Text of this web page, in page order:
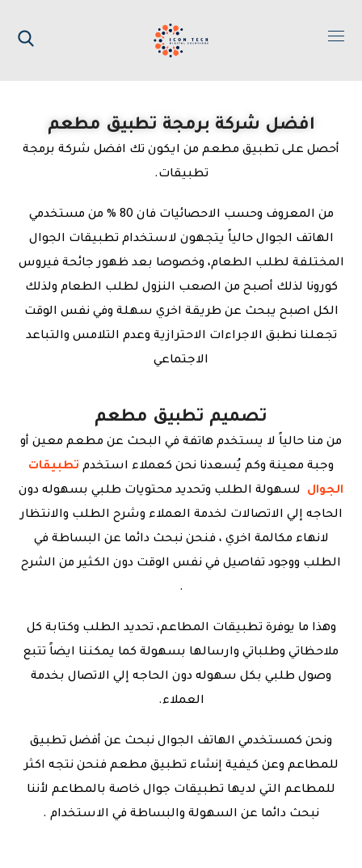
افضل شركة برمجة تطبيق مطعم
أحصل على تطبيق مطعم من ايكون تك افضل شركة برمجة
تطبيقات.
من المعروف وحسب الاحصائيات فان 80 % من مستخدمي
الهاتف الجوال حالياً يتجهون لاستخدام تطبيقات الجوال
المختلفة لطلب الطعام، وخصوصا بعد ظهور جائحة فيروس
كورونا لذلك أصبح من الصعب النزول لطلب الطعام ولذلك
الكل اصبح يبحث عن طريقة اخري سهلة وفي نفس الوقت
تجعلنا نطبق الاجراءات الاحترازية وعدم التلامس والتباعد
الاجتماعي
تصميم تطبيق مطعم
من منا حالياً لا يستخدم هاتفة في البحث عن مطعم معين أو
وجبة معينة وكم يُسعدنا نحن كعملاء استخدم تطبيقات
الجوال
لسهولة الطلب وتحديد محتويات طلبي بسهوله دون
الحاجه إلي الاتصالات لخدمة العملاء وشرح الطلب والانتظار
لانهاء مكالمة اخري ، فنحن نبحث دائما عن البساطة في
الطلب ووجود تفاصيل في نفس الوقت دون الكثير من الشرح
.
وهذا ما يوفرة تطبيقات المطاعم، تحديد الطلب وكتابة كل
ملاحظاتي وطلباتي وارسالها بسهولة كما يمكننا ايضاً تتبع
وصول طلبي بكل سهوله دون الحاجه إلي الاتصال بخدمة
العملاء.
ونحن كمستخدمي الهاتف الجوال نبحث عن أفضل تطبيق
للمطاعم وعن كيفية إنشاء تطبيق مطعم فنحن نتجه اكثر
للمطاعم التي لديها تطبيقات جوال خاصة بالمطاعم لأننا
نبحث دائما عن السهولة والبساطة في الاستخدام .